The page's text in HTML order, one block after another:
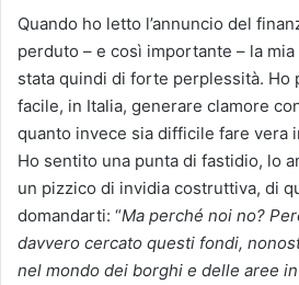
Quando ho letto l’annuncio del
perduto – e così importante – la
stata quindi di forte perplessità. Ho
facile, in Italia, generare clamore
quanto invece sia difficile fare vera
Ho sentito una punta di fastidio, lo
un pizzico di invidia costruttiva, di
domandarti: “Ma perché noi no?
davvero cercato questi fondi,
nel mondo dei borghi e delle aree